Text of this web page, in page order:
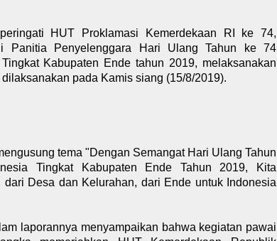
HUT Proklamasi Kemerdekaan RI ke 74,
Panitia Penyelenggara Hari Ulang Tahun ke 74
Kabupaten Ende tahun 2019, melaksanakan
pada Kamis siang (15/8/2019).
tema "Dengan Semangat Hari Ulang Tahun
Tingkat Kabupaten Ende Tahun 2019, Kita
Desa dan Kelurahan, dari Ende untuk Indonesia
laporannya menyampaikan bahwa kegiatan pawai